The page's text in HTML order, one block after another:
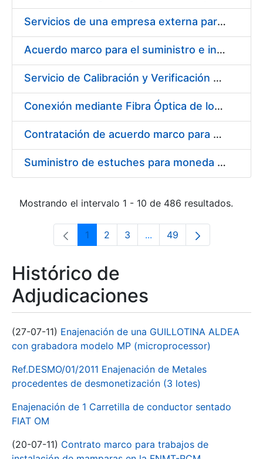
Servicios de una empresa externa para el asesoramiento y resolución de los recursos de alzada que se presentan relacionados con procesos de selección para la FNMT-RCM
Acuerdo marco para el suministro e instalación de persianas, estores y otros complementos
Servicio de Calibración y Verificación Externa de los Equipos de Medición del Servicio de Prevención de la FNMT-RCM
Conexión mediante Fibra Óptica de los Centros de Proceso de Datos (CPDs) de las sedes de la FNMT-RCM de Burgos y Madrid
Contratación de acuerdo marco para el Suministro de Material de Electricidad para la Fábrica Nacional de Moneda y Timbre-Real Casa de la Moneda en su centro de trabajo de Burgos
Suministro de estuches para moneda de 30 €
Mostrando el intervalo 1 - 10 de 486 resultados.
Página
1 Página
2 Página
3 ...Páginas intermedias Use
Página
49
Histórico de
Adjudicaciones
(27-07-11) Enajenación de una GUILLOTINA ALDEA
con grabadora modelo MP (microprocessor)
Ref.DESMO/01/2011 Enajenación de Metales
procedentes de desmonetización (3 lotes)
Enajenación de 1 Carretilla de conductor sentado
FIAT OM
(20-07-11) Contrato marco para trabajos de